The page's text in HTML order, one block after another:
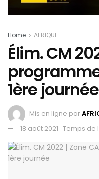
Home AFRIQUE
Élim. CM
1ère journée
Mis en ligne par
18 août 2021 Temps de